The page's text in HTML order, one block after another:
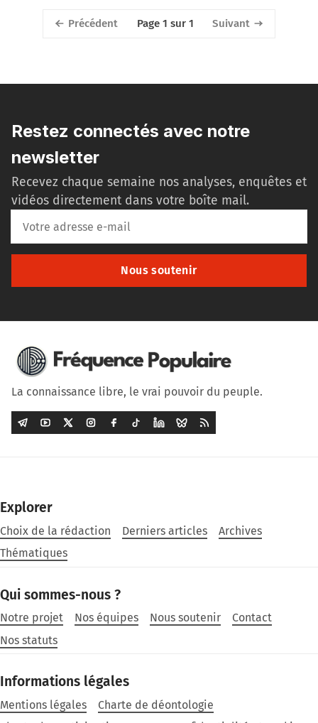
Précédent Page 1 sur 1 Suivant
Restez connectés avec notre
newsletter
Recevez chaque semaine nos analyses, enquêtes et
vidéos directement dans votre boîte mail.
Nous soutenir
La connaissance libre, le vrai pouvoir du peuple.
Explorer
Choix de la rédaction Derniers articles
Archives
Thématiques
Qui sommes-nous ?
Notre projet Nos équipes Nous soutenir
Contact
Nos statuts
Informations légales
Mentions légales
Charte de déontologie